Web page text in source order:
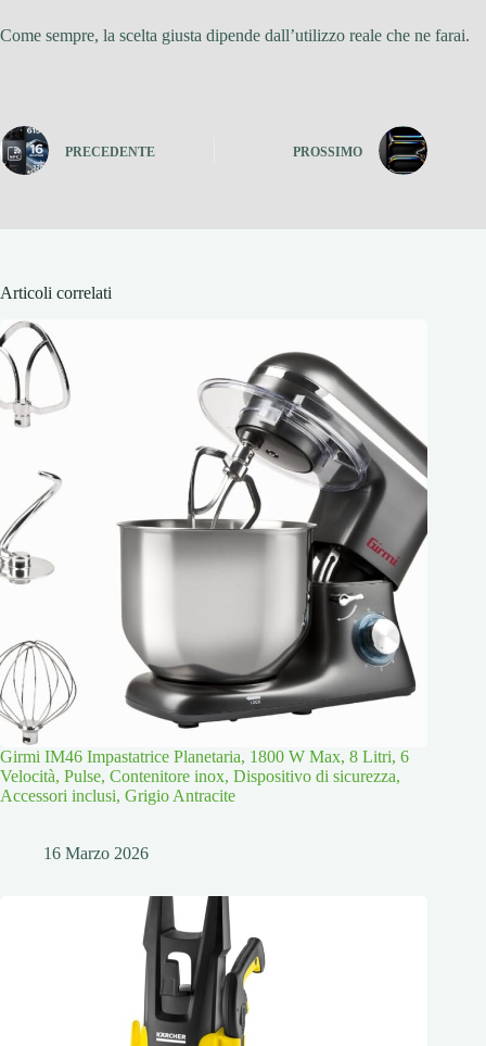
Come sempre, la scelta giusta dipende dall’utilizzo reale che ne farai.
PRECEDENTE PROSSIMO
Articoli correlati
Girmi IM46 Impastatrice Planetaria, 1800 W Max, 8 Litri, 6
Velocità, Pulse, Contenitore inox, Dispositivo di sicurezza,
Accessori inclusi, Grigio Antracite
16 Marzo 2026